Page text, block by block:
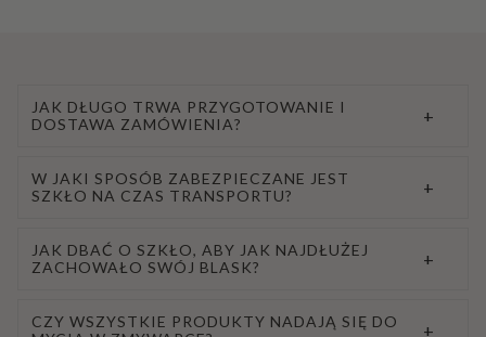
JAK DŁUGO TRWA PRZYGOTOWANIE I
DOSTAWA ZAMÓWIENIA?
+
W JAKI SPOSÓB ZABEZPIECZANE JEST
SZKŁO NA CZAS TRANSPORTU?
+
JAK DBAĆ O SZKŁO, ABY JAK NAJDŁUŻEJ
ZACHOWAŁO SWÓJ BLASK?
+
CZY WSZYSTKIE PRODUKTY NADAJĄ SIĘ DO
+